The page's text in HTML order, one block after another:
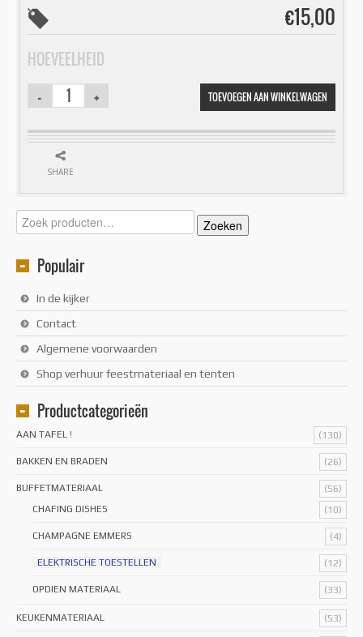
€15,00
HOEVEELHEID
TOEVOEGEN AAN WINKELWAGEN
SHARE
Zoeken
naar:
Zoeken
Populair
In de kijker
Contact
Algemene voorwaarden
Shop verhuur feestmateriaal en tenten
Productcategorieën
AAN TAFEL ! (130)
BAKKEN EN BRADEN (26)
BUFFETMATERIAAL
(56)
CHAFING DISHES
(10)
CHAMPAGNE EMMERS (4)
ELEKTRISCHE TOESTELLEN (12)
OPDIEN MATERIAAL (33)
KEUKENMATERIAAL (53)